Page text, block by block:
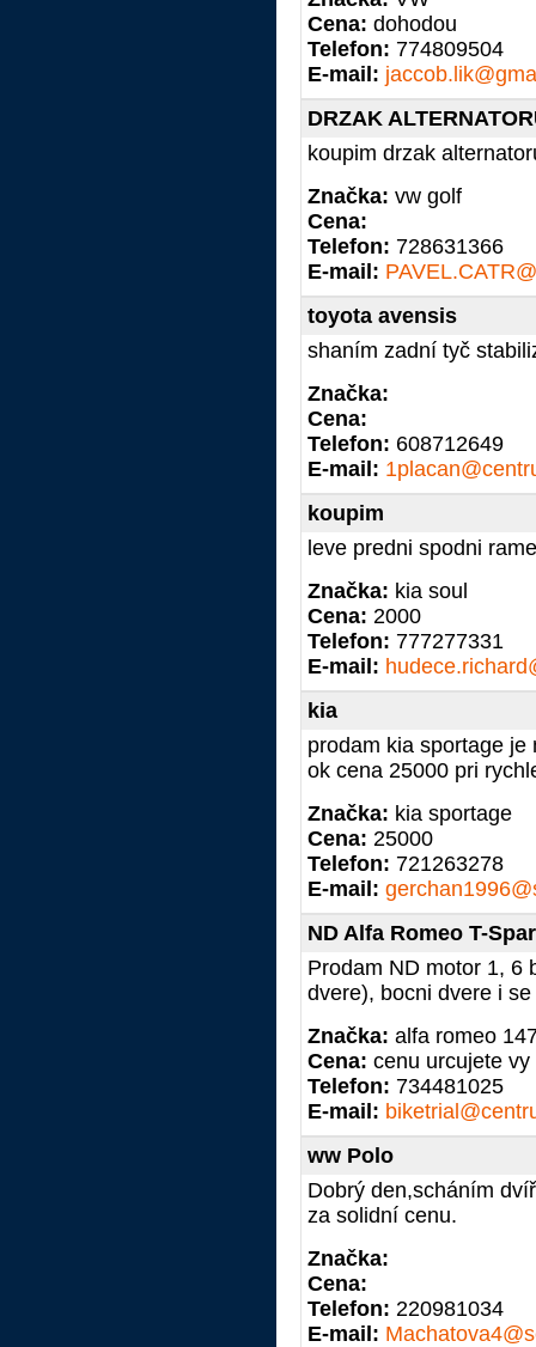
Cena: dohodou
Telefon: 774809504
E-mail:
DRZAK
koupim drzak
Značka: vw golf
Cena:
Telefon: 728631366
E-mail:
toyota avensis
shaním zadní tyč
Značka:
Cena:
Telefon: 608712649
E-mail:
koupim
leve predni spodni
Značka: kia soul
Cena: 2000
Telefon: 777277331
E-mail:
kia
prodam kia sportage
ok cena 25000 pri
Značka: kia sportage
Cena: 25000
Telefon: 721263278
E-mail:
ND Alfa Romeo T-
Prodam ND motor 1, 6
dvere), bocni dvere i
Značka: alfa romeo
Cena: cenu urcujete vy
Telefon: 734481025
E-mail:
ww Polo
Dobrý den,scháním
za solidní cenu.
Značka:
Cena:
Telefon: 220981034
E-mail: